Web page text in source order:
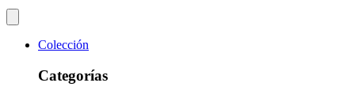
Colección
Categorías